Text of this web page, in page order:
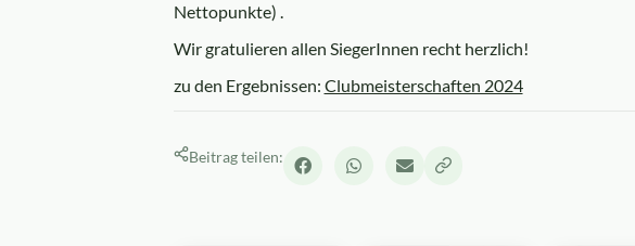
Nettopunkte) .
Wir gratulieren allen SiegerInnen recht herzlich!
zu den Ergebnissen: Clubmeisterschaften 2024
Beitrag teilen: